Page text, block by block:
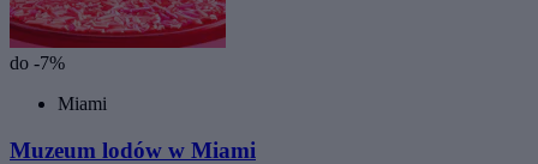
do -7%
Miami
Muzeum lodów w Miami